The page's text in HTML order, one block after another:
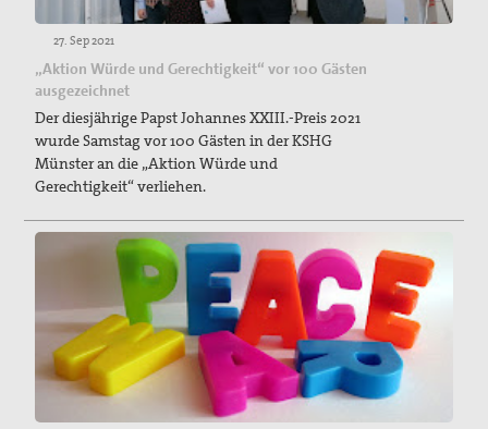
27. Sep 2021
„Aktion Würde und Gerechtigkeit“ vor 100 Gästen
ausgezeichnet
Der diesjährige Papst Johannes XXIII.-Preis 2021
wurde Samstag vor 100 Gästen in der KSHG
Münster an die „Aktion Würde und
Gerechtigkeit“ verliehen.